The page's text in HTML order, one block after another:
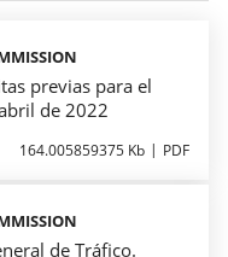
previas para el
de 2022
164.005859375 Kb PDF
de Tráfico.